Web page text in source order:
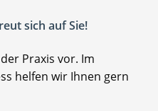
sich auf Sie!
Praxis vor. Im
helfen wir Ihnen gern